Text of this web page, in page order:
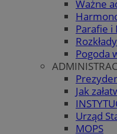
Ważne
Parafie i
Pogoda
Jak
Urząd
MOPS